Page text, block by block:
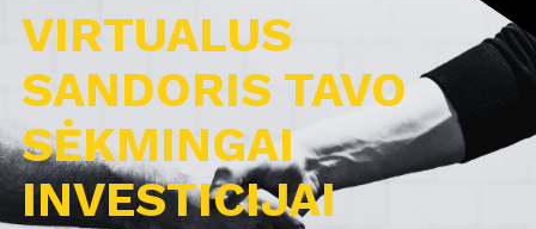
VIRTUALUS
SANDORIS TAVO
SĖKMINGAI
INVESTICIJAI